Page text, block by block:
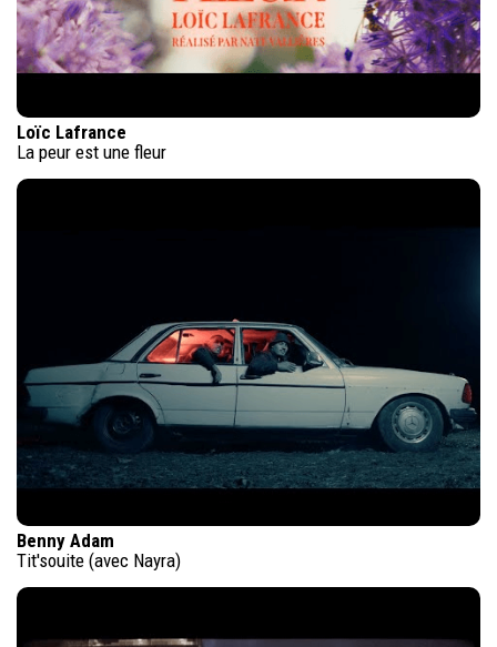
Loïc Lafrance
La peur est une fleur
Benny Adam
Tit'souite (avec Nayra)